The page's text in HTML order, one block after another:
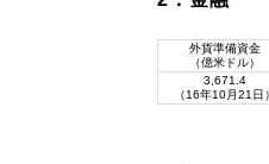
外貨準備資金
（億米ドル）
3,671.4
（16年10月21日）